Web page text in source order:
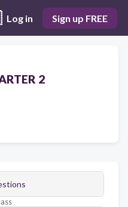
Log in Sign up FREE
2